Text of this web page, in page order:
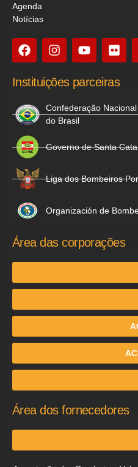
Agenda
Notícias
Instituições parceiras
Confederação
do Brasil
Governo de Santa
Liga dos Bombeiros
Organización de
Área das corporações
Área dos fornecedores